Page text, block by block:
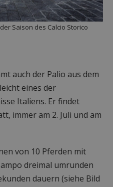
Saison des Calcio Storico
auch der Palio aus dem
eines der
Italiens. Er findet
immer am 2. Juli und am
von 10 Pferden mit
dreimal umrunden
dauern (siehe Bild